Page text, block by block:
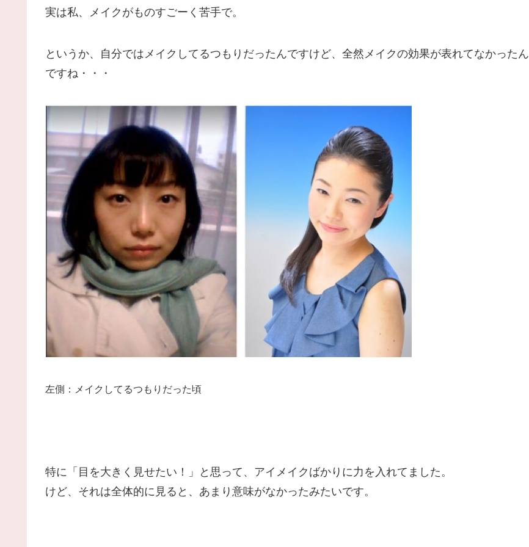
実は私、メイクがものすごーく苦手で。
というか、自分ではメイクしてるつもりだったんですけど、全然メイクの効果が表れてなかったん
ですね・・・
左側：メイクしてるつもりだった頃
特に「目を大きく見せたい！」と思って、アイメイクばかりに力を入れてました。
けど、それは全体的に見ると、あまり意味がなかったみたいです。